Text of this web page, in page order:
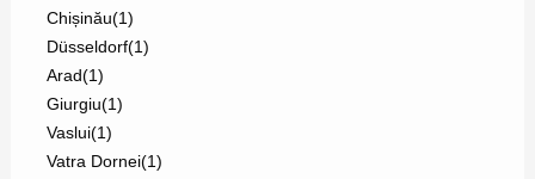
Chișinău(1)
Düsseldorf(1)
Arad(1)
Giurgiu(1)
Vaslui(1)
Vatra Dornei(1)